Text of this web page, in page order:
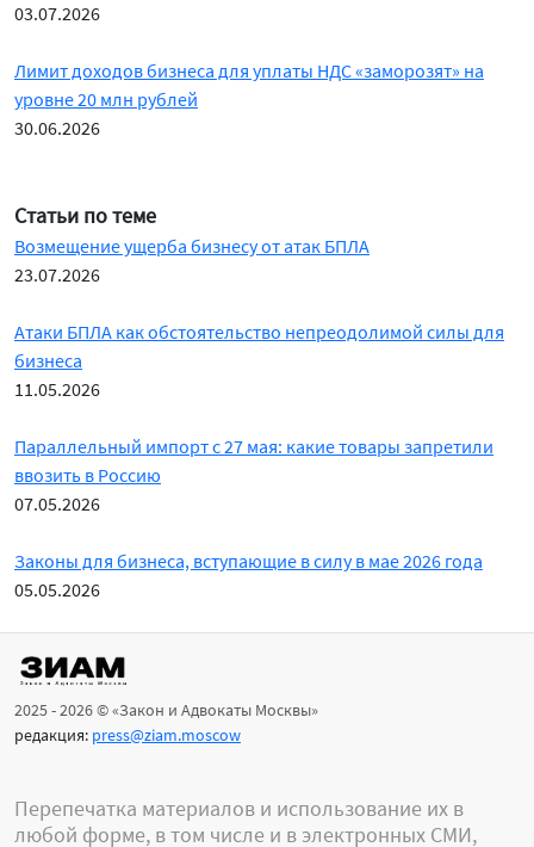
03.07.2026
Лимит доходов бизнеса для уплаты НДС «заморозят» на
уровне 20 млн рублей
30.06.2026
Статьи по теме
Возмещение ущерба бизнесу от атак БПЛА
23.07.2026
Атаки БПЛА как обстоятельство непреодолимой силы для
бизнеса
11.05.2026
Параллельный импорт с 27 мая: какие товары запретили
ввозить в Россию
07.05.2026
Законы для бизнеса, вступающие в силу в мае 2026 года
05.05.2026
2025 - 2026 © «Закон и Адвокаты Москвы»
редакция: press@ziam.moscow
Перепечатка материалов и использование их в
любой форме, в том числе и в электронных СМИ,